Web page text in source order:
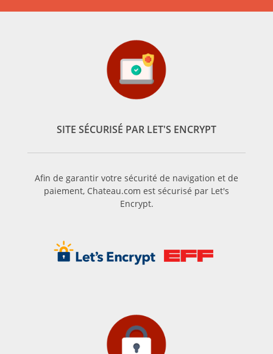
Située au Sud deBordeaux, entre la Garonne et le Ciron ;
Barsac, Graves et l’Entre-deux-Mers. L’AOC Sauternes, voici là
l’une des figures emblématiques du vignoble bordelais !
Les vins de l’AOC Sauternes sont, depuis longtemps très
prisés pour leur style unique. Réalisés à base de Muscadelle
et de Sauvignon, mais surtout de Sémillon, les vins de
aromatiques, pour les meilleurs d’entre eux ; tels le
ou le Château Suduiraut. Les arômes floraux et
fruités sont leur marque de fabrique mais en vieillissant, ils
Grands vins, les vins de l’appellation Sauternes pourront être
bus avec des plats raffinés et délicats : fruits de mer nobles,
volailles et bien sûr, le foie gras, son domaine de
Le secret des Sauternes repose sur le Botrytis Cinerea et les
tries successives du raisin. D’abord, les grains de raisin des
fois, c’est-à-dire que plusieurs passages vont être effectués
dans les rangs et que seuls les raisins à maturation seront
prélevés. L’opération peut être réalisée plusieurs fois. Aussi,
SITE SÉCURISÉ PAR LET'S ENCRYPT
Afin de garantir votre sécurité de navigation et de
paiement, Chateau.com est sécurisé par Let's
Encrypt.